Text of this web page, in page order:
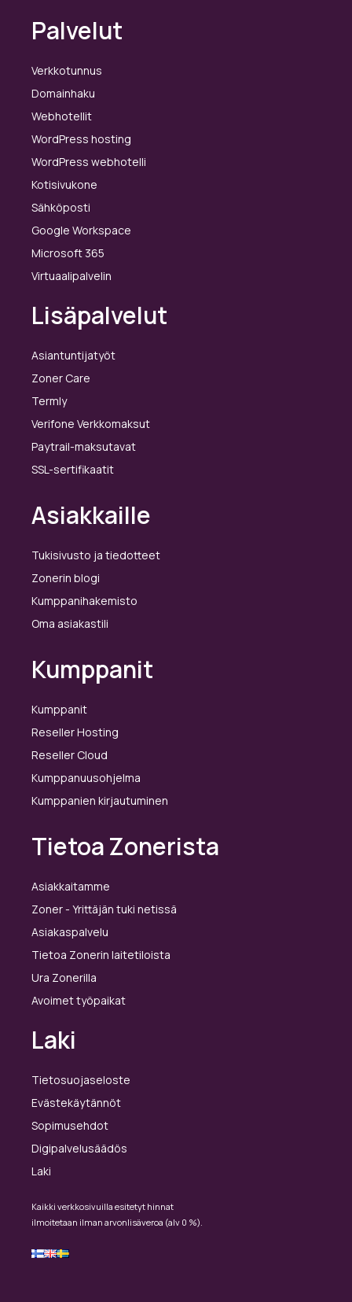
Palvelut
Verkkotunnus
Domainhaku
Webhotellit
WordPress hosting
WordPress webhotelli
Kotisivukone
Sähköposti
Google Workspace
Microsoft 365
Virtuaalipalvelin
Lisäpalvelut
Asiantuntijatyöt
Zoner Care
Termly
Verifone Verkkomaksut
Paytrail-maksutavat
SSL-sertifikaatit
Asiakkaille
Tukisivusto ja tiedotteet
Zonerin blogi
Kumppanihakemisto
Oma asiakastili
Kumppanit
Kumppanit
Reseller Hosting
Reseller Cloud
Kumppanuusohjelma
Kumppanien kirjautuminen
Tietoa Zonerista
Asiakkaitamme
Zoner - Yrittäjän tuki netissä
Asiakaspalvelu
Tietoa Zonerin laitetiloista
Ura Zonerilla
Avoimet työpaikat
Laki
Tietosuojaseloste
Evästekäytännöt
Sopimusehdot
Digipalvelusäädös
Laki
Kaikki verkkosivuilla esitetyt hinnat
ilmoitetaan ilman arvonlisäveroa (alv 0 %).